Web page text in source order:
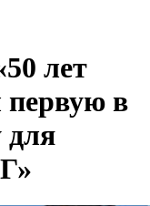
лет
в
для